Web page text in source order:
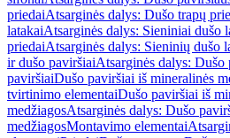
priedaiAtsarginės dalys: Dušo trapų
latakaiAtsarginės dalys: Sieniniai dušo
priedaiAtsarginės dalys: Sieninių dušo
ir dušo paviršiaiAtsarginės dalys: Dušo
paviršiaiDušo paviršiai iš mineralinės
tvirtinimo elementaiDušo paviršiai iš
medžiagosAtsarginės dalys: Dušo
medžiagosMontavimo elementai